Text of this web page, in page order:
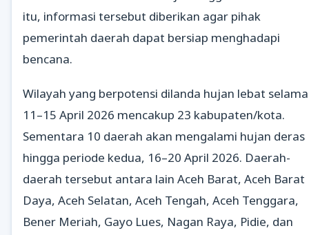
itu, informasi tersebut diberikan agar pihak
pemerintah daerah dapat bersiap menghadapi
bencana.
Wilayah yang berpotensi dilanda hujan lebat selama
11–15 April 2026 mencakup 23 kabupaten/kota.
Sementara 10 daerah akan mengalami hujan deras
hingga periode kedua, 16–20 April 2026. Daerah-
daerah tersebut antara lain Aceh Barat, Aceh Barat
Daya, Aceh Selatan, Aceh Tengah, Aceh Tenggara,
Bener Meriah, Gayo Lues, Nagan Raya, Pidie, dan